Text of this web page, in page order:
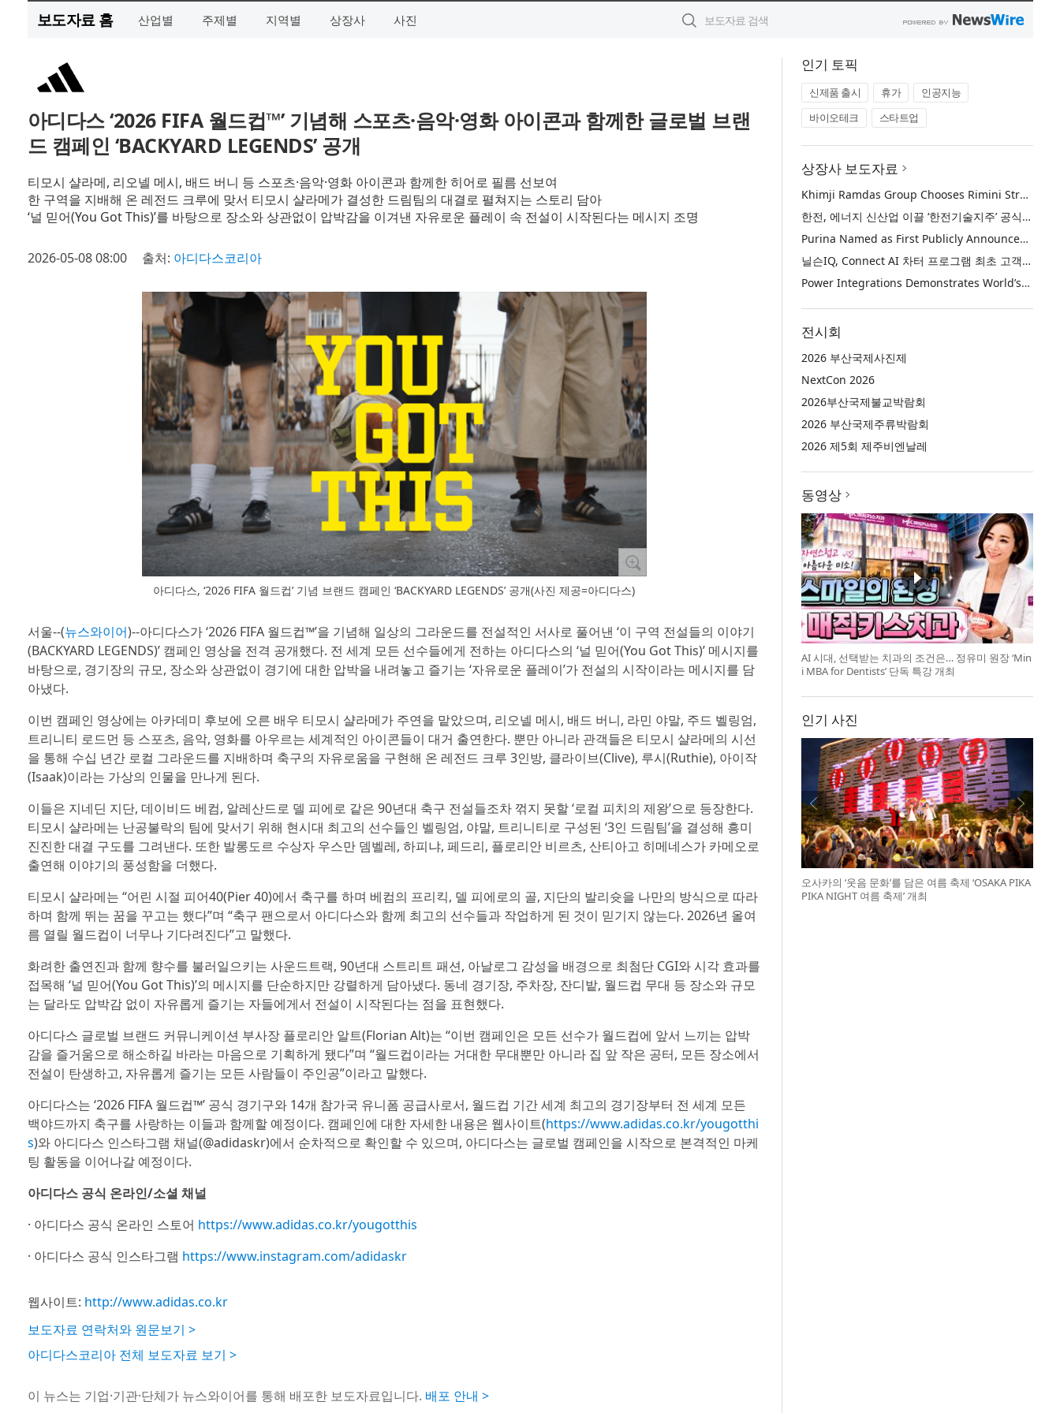
보도자료 홈 산업별 주제별 지역별 상장사 사진
아디다스 ‘2026 FIFA 월드컵™’ 기념해 스포츠·음악·영화 아이콘과 함께한 글로벌 브랜
드 캠페인 ‘BACKYARD LEGENDS’ 공개
티모시 샬라메, 리오넬 메시, 배드 버니 등 스포츠·음악·영화 아이콘과 함께한 히어로 필름 선보여
한 구역을 지배해 온 레전드 크루에 맞서 티모시 샬라메가 결성한 드림팀의 대결로 펼쳐지는 스토리 담아
‘널 믿어(You Got This)’를 바탕으로 장소와 상관없이 압박감을 이겨낸 자유로운 플레이 속 전설이 시작된다는 메시지 조명
2026-05-08 08:00 출처: 아디다스코리아
아디다스, ‘2026 FIFA 월드컵’ 기념 브랜드 캠페인 ‘BACKYARD LEGENDS’ 공개(사진 제공=아디다스)
서울--(뉴스와이어)--아디다스가 ‘2026 FIFA 월드컵™’을 기념해 일상의 그라운드를 전설적인 서사로 풀어낸 ‘이 구역 전설들의 이야기
(BACKYARD LEGENDS)’ 캠페인 영상을 전격 공개했다. 전 세계 모든 선수들에게 전하는 아디다스의 ‘널 믿어(You Got This)’ 메시지를
바탕으로, 경기장의 규모, 장소와 상관없이 경기에 대한 압박을 내려놓고 즐기는 ‘자유로운 플레이’가 전설의 시작이라는 메시지를 담
아냈다.
이번 캠페인 영상에는 아카데미 후보에 오른 배우 티모시 샬라메가 주연을 맡았으며, 리오넬 메시, 배드 버니, 라민 야말, 주드 벨링엄,
트리니티 로드먼 등 스포츠, 음악, 영화를 아우르는 세계적인 아이콘들이 대거 출연한다. 뿐만 아니라 관객들은 티모시 샬라메의 시선
을 통해 수십 년간 로컬 그라운드를 지배하며 축구의 자유로움을 구현해 온 레전드 크루 3인방, 클라이브(Clive), 루시(Ruthie), 아이작
(Isaak)이라는 가상의 인물을 만나게 된다.
이들은 지네딘 지단, 데이비드 베컴, 알레산드로 델 피에로 같은 90년대 축구 전설들조차 꺾지 못할 ‘로컬 피치의 제왕’으로 등장한다.
티모시 샬라메는 난공불락의 팀에 맞서기 위해 현시대 최고의 선수들인 벨링엄, 야말, 트리니티로 구성된 ‘3인 드림팀’을 결성해 흥미
진진한 대결 구도를 그려낸다. 또한 발롱도르 수상자 우스만 뎀벨레, 하피냐, 페드리, 플로리안 비르츠, 산티아고 히메네스가 카메오로
출연해 이야기의 풍성함을 더했다.
티모시 샬라메는 “어린 시절 피어40(Pier 40)에서 축구를 하며 베컴의 프리킥, 델 피에로의 골, 지단의 발리슛을 나만의 방식으로 따라
하며 함께 뛰는 꿈을 꾸고는 했다”며 “축구 팬으로서 아디다스와 함께 최고의 선수들과 작업하게 된 것이 믿기지 않는다. 2026년 올여
름 열릴 월드컵이 너무나 기다려진다”고 말했다.
화려한 출연진과 함께 향수를 불러일으키는 사운드트랙, 90년대 스트리트 패션, 아날로그 감성을 배경으로 최첨단 CGI와 시각 효과를
접목해 ‘널 믿어(You Got This)’의 메시지를 단순하지만 강렬하게 담아냈다. 동네 경기장, 주차장, 잔디밭, 월드컵 무대 등 장소와 규모
는 달라도 압박감 없이 자유롭게 즐기는 자들에게서 전설이 시작된다는 점을 표현했다.
아디다스 글로벌 브랜드 커뮤니케이션 부사장 플로리안 알트(Florian Alt)는 “이번 캠페인은 모든 선수가 월드컵에 앞서 느끼는 압박
감을 즐거움으로 해소하길 바라는 마음으로 기획하게 됐다”며 “월드컵이라는 거대한 무대뿐만 아니라 집 앞 작은 공터, 모든 장소에서
전설이 탄생하고, 자유롭게 즐기는 모든 사람들이 주인공”이라고 말했다.
아디다스는 ‘2026 FIFA 월드컵™’ 공식 경기구와 14개 참가국 유니폼 공급사로서, 월드컵 기간 세계 최고의 경기장부터 전 세계 모든
백야드까지 축구를 사랑하는 이들과 함께할 예정이다. 캠페인에 대한 자세한 내용은 웹사이트(https://www.adidas.co.kr/yougotthi
s)와 아디다스 인스타그램 채널(@adidaskr)에서 순차적으로 확인할 수 있으며, 아디다스는 글로벌 캠페인을 시작으로 본격적인 마케
팅 활동을 이어나갈 예정이다.
아디다스 공식 온라인/소셜 채널
· 아디다스 공식 온라인 스토어 https://www.adidas.co.kr/yougotthis
· 아디다스 공식 인스타그램 https://www.instagram.com/adidaskr
웹사이트: http://www.adidas.co.kr
보도자료 연락처와 원문보기 >
아디다스코리아 전체 보도자료 보기 >
이 뉴스는 기업·기관·단체가 뉴스와이어를 통해 배포한 보도자료입니다. 배포 안내 >
인기 토픽
신제품 출시 휴가
인공지능
바이오테크
스타트업
상장사 보도자료
Khimji Ramdas Group Chooses Rimini Street to Reduce SAP Support Costs, Protect 700+ Customizations and Reinvest Savings in Innovation
한전, 에너지 신산업 이끌 ‘한전기술지주’ 공식 출범
Purina Named as First Publicly Announced NIQ ConnectAI Charter Client
닐슨IQ, Connect AI 차터 프로그램 최초 고객사 ‘퓨리나’ 선정
Power Integrations Demonstrates World’s First 2200 V GaN Technology for Next-Era High-Voltage Power Systems
전시회
2026 부산국제사진제
NextCon 2026
2026부산국제불교박람회
2026 부산국제주류박람회
2026 제5회 제주비엔날레
동영상
AI 시대, 선택받는 치과의 조건은… 정유미 원장 ‘Min
i MBA for Dentists’ 단독 특강 개최
인기 사진
오사카의 ‘웃음 문화’를 담은 여름 축제 ‘OSAKA PIKA
PIKA NIGHT 여름 축제’ 개최